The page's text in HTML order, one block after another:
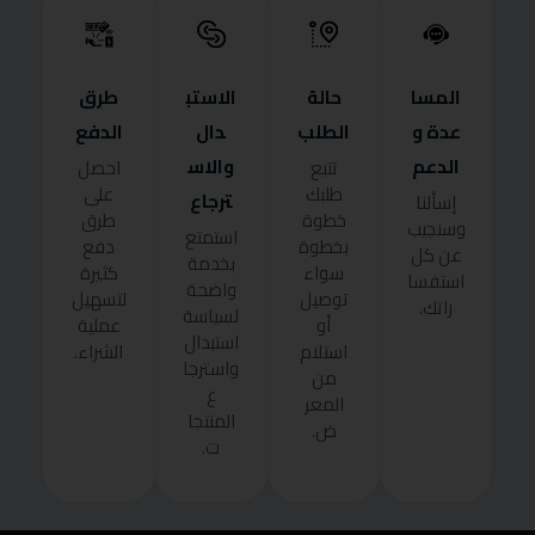
المسا
عدة و
الدعم
إسألنا
وسنجيب
عن كل
استفسا
راتك.
حالة
الطلب
تتبع
طلبك
خطوة
بخطوة
سواء
توصيل
أو
استلام
من
المعر
ض.
الاستب
دال
والاس
ترجاع
استمتع
بخدمة
واضحة
لسياسة
استبدال
واسترجا
ع
المنتجا
ت.
طرق
الدفع
احصل
على
طرق
دفع
كثيرة
لتسهيل
عملية
الشراء.